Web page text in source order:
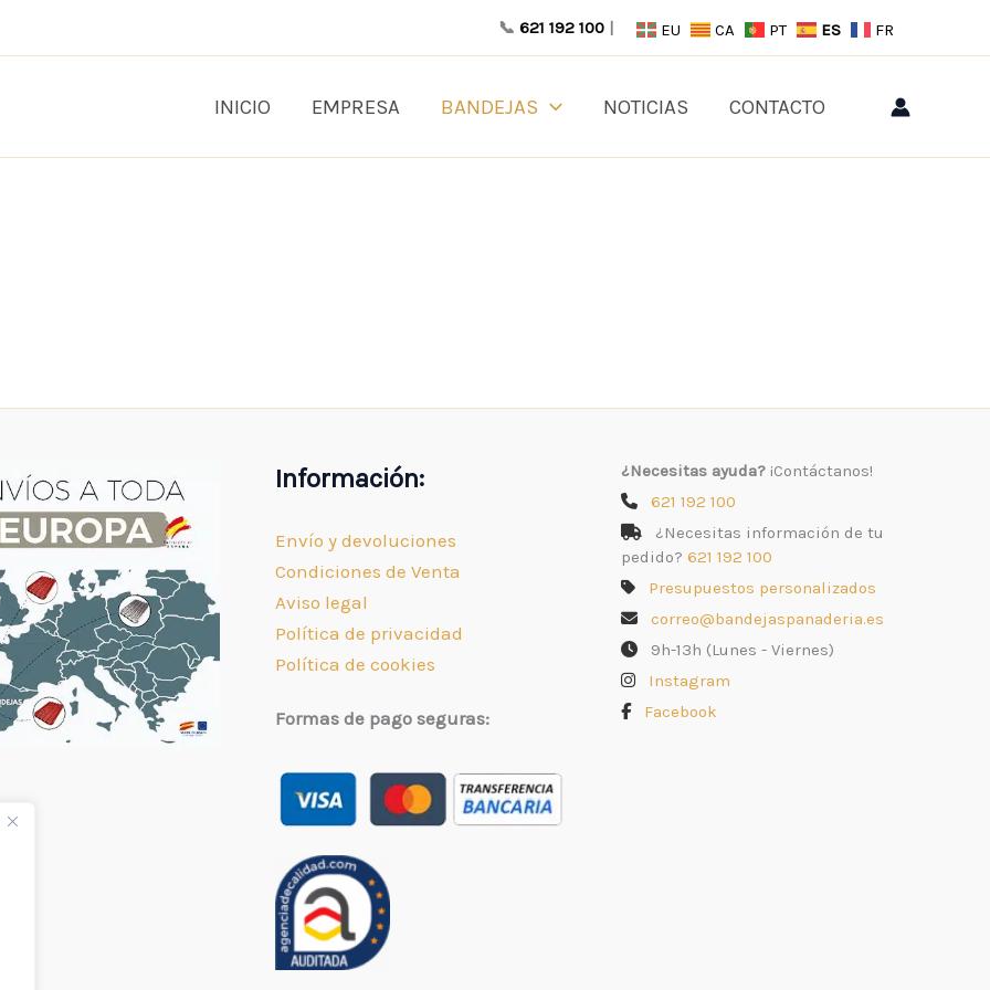
📞 621 192 100 | EU CA PT ES FR
INICIO EMPRESA BANDEJAS NOTICIAS CONTACTO
Información:
Envío y devoluciones
Condiciones de Venta
Aviso legal
Política de privacidad
Política de cookies
Formas de pago seguras:
¿Necesitas ayuda?¡Contáctanos!
621 192 100
¿Necesitas información de tu
pedido? 621 192 100
Presupuestos personalizados
correo@bandejaspanaderia.es
9h-13h (Lunes - Viernes)
Instagram
Facebook